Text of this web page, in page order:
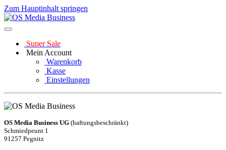
Zum Hauptinhalt springen
Super Sale
Mein Account
Warenkorb
Kasse
Einstellungen
OS Media Business UG (haftungsbeschränkt)
Schmiedpeunt 1
91257 Pegnitz